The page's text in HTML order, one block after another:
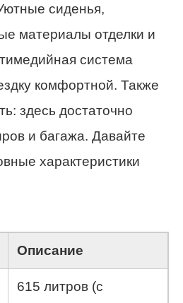
сиденья,
материалы отделки и
система
комфортной. Также
здесь достаточно
и багажа. Давайте
характеристики
Описание
615 литров (с